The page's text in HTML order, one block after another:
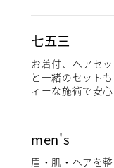
七五三
お着付、ヘアセ
と一緒のセット
ィーな施術で安
men's
眉・肌・ヘアを